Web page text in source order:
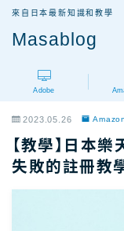
Masablog
來自日本最新知識和教學
AdobeCC｜學
AdobeCC｜續
Adobe
2023.05.26
【教學】日本
失敗的註冊教